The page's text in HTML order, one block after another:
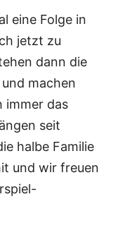
eine Folge in
jetzt zu
dann die
machen
immer das
seit
halbe Familie
und wir freuen